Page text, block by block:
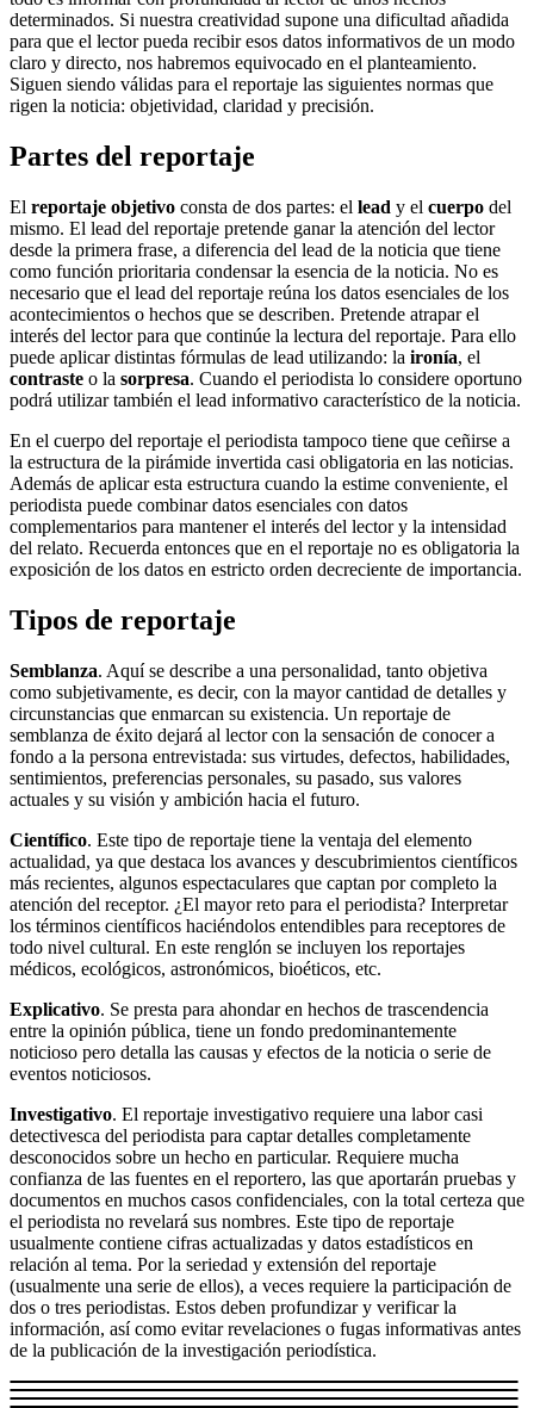
determinados. Si nuestra creatividad supone una dificultad añadida
para que el lector pueda recibir esos datos informativos de un modo
claro y directo, nos habremos equivocado en el planteamiento.
Siguen siendo válidas para el reportaje las siguientes normas que
rigen la noticia: objetividad, claridad y precisión.
Partes del reportaje
El reportaje objetivo consta de dos partes: el lead y el cuerpo del
mismo. El lead del reportaje pretende ganar la atención del lector
desde la primera frase, a diferencia del lead de la noticia que tiene
como función prioritaria condensar la esencia de la noticia. No es
necesario que el lead del reportaje reúna los datos esenciales de los
acontecimientos o hechos que se describen. Pretende atrapar el
interés del lector para que continúe la lectura del reportaje. Para ello
puede aplicar distintas fórmulas de lead utilizando: la ironía, el
contraste o la sorpresa. Cuando el periodista lo considere oportuno
podrá utilizar también el lead informativo característico de la noticia.
En el cuerpo del reportaje el periodista tampoco tiene que ceñirse a
la estructura de la pirámide invertida casi obligatoria en las noticias.
Además de aplicar esta estructura cuando la estime conveniente, el
periodista puede combinar datos esenciales con datos
complementarios para mantener el interés del lector y la intensidad
del relato. Recuerda entonces que en el reportaje no es obligatoria la
exposición de los datos en estricto orden decreciente de importancia.
Tipos de reportaje
Semblanza. Aquí se describe a una personalidad, tanto objetiva
como subjetivamente, es decir, con la mayor cantidad de detalles y
circunstancias que enmarcan su existencia. Un reportaje de
semblanza de éxito dejará al lector con la sensación de conocer a
fondo a la persona entrevistada: sus virtudes, defectos, habilidades,
sentimientos, preferencias personales, su pasado, sus valores
actuales y su visión y ambición hacia el futuro.
Científico. Este tipo de reportaje tiene la ventaja del elemento
actualidad, ya que destaca los avances y descubrimientos científicos
más recientes, algunos espectaculares que captan por completo la
atención del receptor. ¿El mayor reto para el periodista? Interpretar
los términos científicos haciéndolos entendibles para receptores de
todo nivel cultural. En este renglón se incluyen los reportajes
médicos, ecológicos, astronómicos, bioéticos, etc.
Explicativo. Se presta para ahondar en hechos de trascendencia
entre la opinión pública, tiene un fondo predominantemente
noticioso pero detalla las causas y efectos de la noticia o serie de
eventos noticiosos.
Investigativo. El reportaje investigativo requiere una labor casi
detectivesca del periodista para captar detalles completamente
desconocidos sobre un hecho en particular. Requiere mucha
confianza de las fuentes en el reportero, las que aportarán pruebas y
documentos en muchos casos confidenciales, con la total certeza que
el periodista no revelará sus nombres. Este tipo de reportaje
usualmente contiene cifras actualizadas y datos estadísticos en
relación al tema. Por la seriedad y extensión del reportaje
(usualmente una serie de ellos), a veces requiere la participación de
dos o tres periodistas. Estos deben profundizar y verificar la
información, así como evitar revelaciones o fugas informativas antes
de la publicación de la investigación periodística.